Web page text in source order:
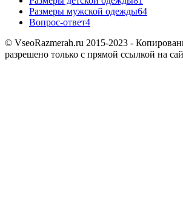
Размеры мужской одежды64
Вопрос-ответ4
© VseoRazmerah.ru 2015-2023 -
разрешено только с прямой ссылкой на